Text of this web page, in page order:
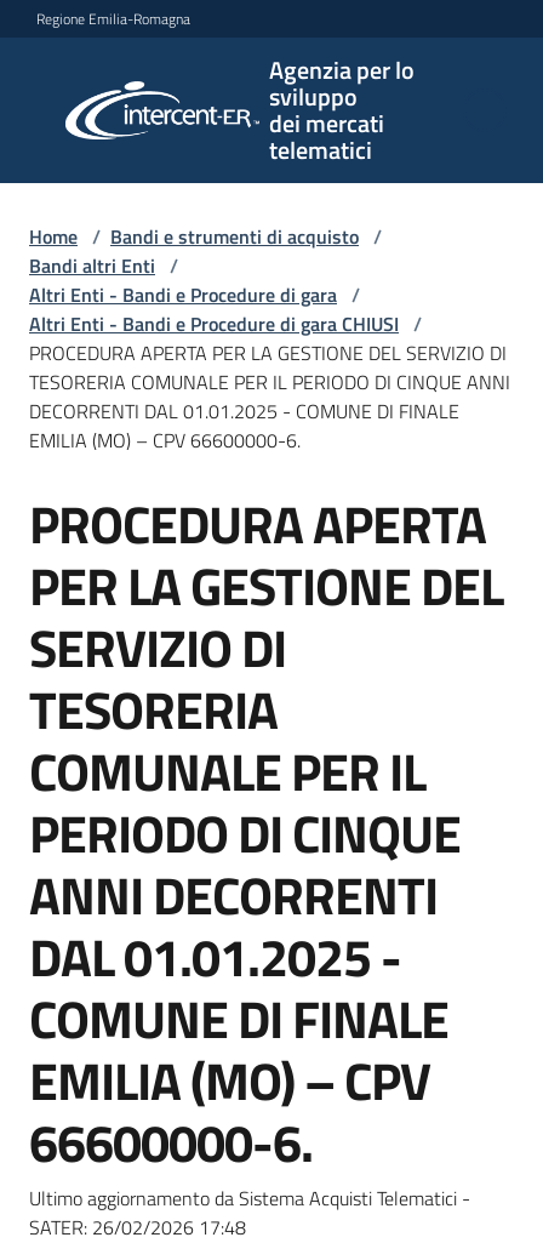
Vai al contenuto
Vai alla navigazione
Vai al footer
Regione Emilia-Romagna
Agenzia per lo
sviluppo
dei mercati
telematici
per lo
sviluppo
telematici
L'Agenzia
Bandi
strumenti
di
Supporto
Piattaforme
telematiche
English
site
Seguici
su
Home / Bandi e strumenti di acquisto /
Bandi altri Enti /
Altri Enti - Bandi e Procedure di gara /
Altri Enti - Bandi e Procedure di gara CHIUSI /
PROCEDURA APERTA PER LA GESTIONE DEL SERVIZIO DI
TESORERIA COMUNALE PER IL PERIODO DI CINQUE ANNI
DECORRENTI DAL 01.01.2025 - COMUNE DI FINALE
EMILIA (MO) – CPV 66600000-6.
Salta al contenuto
PROCEDURA APERTA
PER LA GESTIONE DEL
SERVIZIO DI
TESORERIA
COMUNALE PER IL
PERIODO DI CINQUE
ANNI DECORRENTI
DAL 01.01.2025 -
COMUNE DI FINALE
EMILIA (MO) – CPV
66600000-6.
Ultimo aggiornamento da Sistema Acquisti Telematici -
SATER: 26/02/2026 17:48